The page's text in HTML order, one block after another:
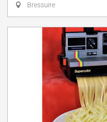
Bressuire